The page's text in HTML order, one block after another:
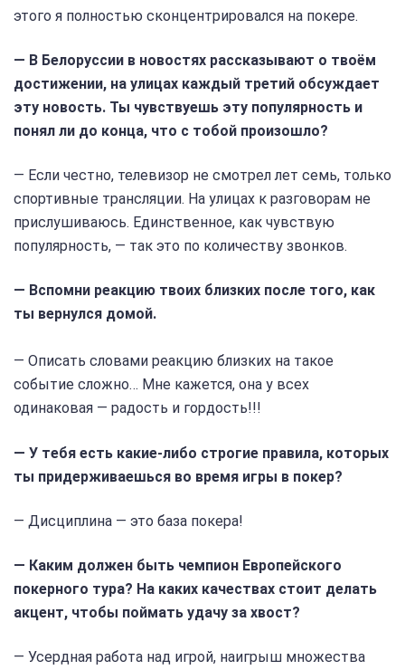
этого я полностью сконцентрировался на покере.
— В Белоруссии в новостях рассказывают о твоём
достижении, на улицах каждый третий обсуждает
эту новость. Ты чувствуешь эту популярность и
понял ли до конца, что с тобой произошло?
— Если честно, телевизор не смотрел лет семь, только
спортивные трансляции. На улицах к разговорам не
прислушиваюсь. Единственное, как чувствую
популярность, — так это по количеству звонков.
— Вспомни реакцию твоих близких после того, как
ты вернулся домой.
— Описать словами реакцию близких на такое
событие сложно… Мне кажется, она у всех
одинаковая — радость и гордость!!!
— У тебя есть какие-либо строгие правила, которых
ты придерживаешься во время игры в покер?
— Дисциплина — это база покера!
— Каким должен быть чемпион Европейского
покерного тура? На каких качествах стоит делать
акцент, чтобы поймать удачу за хвост?
— Усердная работа над игрой, наигрыш множества